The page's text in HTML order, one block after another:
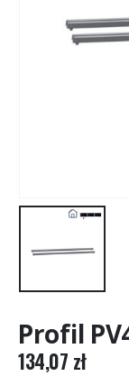
Profil
134,07 zł